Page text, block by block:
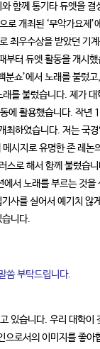
함께 통기타 듀엣을 결
로 개최된 ‘무악가요제’
최우수상을 받았던 기
부터 듀엣 활동을 개시했
분쇼’에서 노래를 불렀
를 불렀습니다. 제가 대
에 활용했습니다. 작년
최하였습니다. 저는 국
시지로 유명한 존 레논
스로 해서 함께 불렀습
서 노래를 부르는 것을
사를 실어서 예기치 않
니다.
씀 부탁드립니다.
있습니다. 우리 대학이
으로서의 이미지를 좋아